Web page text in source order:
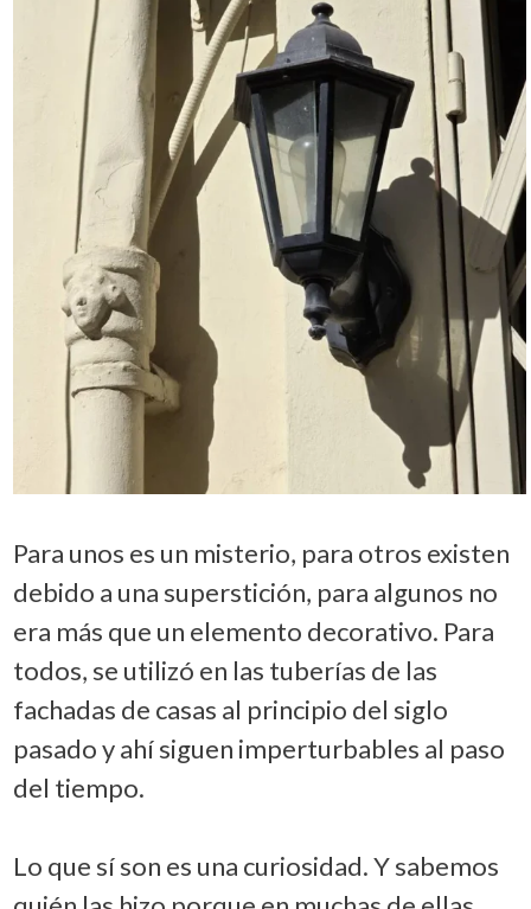
Para unos es un misterio, para otros existen
debido a una superstición, para algunos no
era más que un elemento decorativo. Para
todos, se utilizó en las tuberías de las
fachadas de casas al principio del siglo
pasado y ahí siguen imperturbables al paso
del tiempo.
Lo que sí son es una curiosidad. Y sabemos